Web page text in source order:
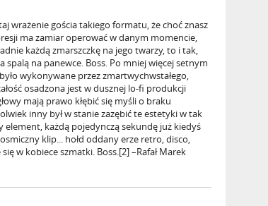
wrażenie gościa takiego formatu, że choć znasz
ma zamiar operować w danym momencie,
każdą zmarszczkę na jego twarzy, to i tak,
na panewce. Boss. Po mniej więcej setnym
wykonywane przez zmartwychwstałego,
osadzona jest w dusznej lo-fi produkcji
mają prawo kłębić się myśli o braku
inny był w stanie zazębić te estetyki w tak
element, każdą pojedynczą sekundę już kiedyś
klip... hołd oddany erze retro, disco,
w kobiece szmatki. Boss.[2] –Rafał Marek